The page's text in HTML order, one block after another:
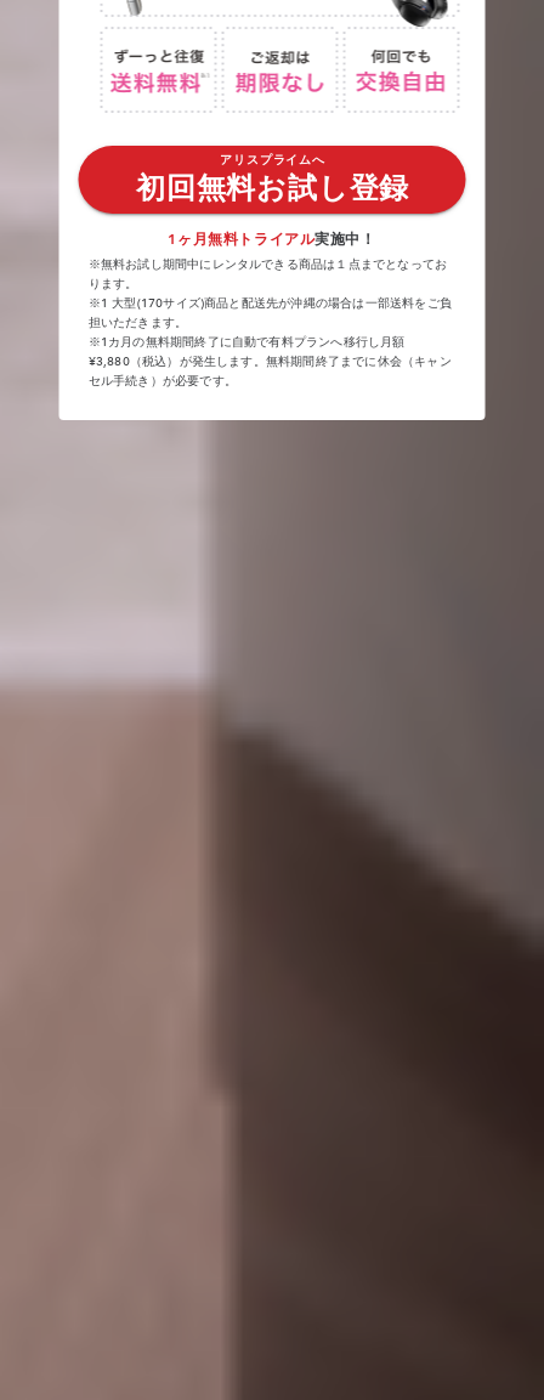
アリスプライムへ
初回無料お試し登録
1ヶ月無料トライアル実施中！
※無料お試し期間中にレンタルできる商品は１点までとなってお
ります。
※1 大型(170サイズ)商品と配送先が沖縄の場合は一部送料をご負
担いただきます。
※1カ月の無料期間終了に自動で有料プランへ移行し月額
¥3,880（税込）が発生します。無料期間終了までに休会（キャン
セル手続き）が必要です。